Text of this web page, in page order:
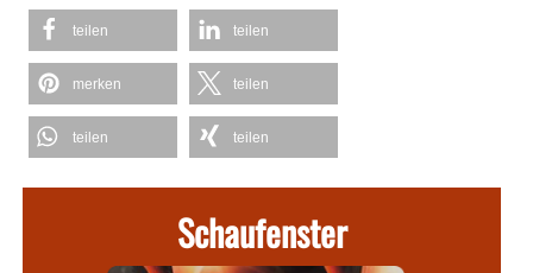
teilen teilen
merken teilen
teilen teilen
Schaufenster